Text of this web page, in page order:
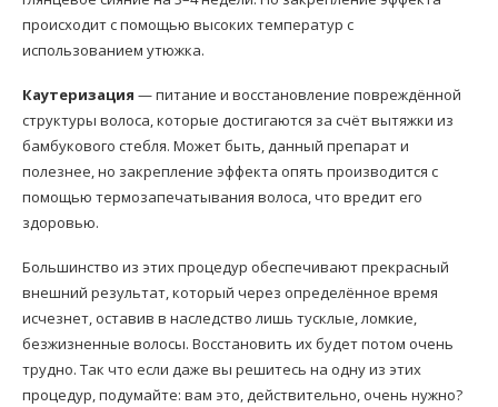
происходит с помощью высоких температур с
использованием утюжка.
Каутеризация — питание и восстановление повреждённой
структуры волоса, которые достигаются за счёт вытяжки из
бамбукового стебля. Может быть, данный препарат и
полезнее, но закрепление эффекта опять производится с
помощью термозапечатывания волоса, что вредит его
здоровью.
Большинство из этих процедур обеспечивают прекрасный
внешний результат, который через определённое время
исчезнет, оставив в наследство лишь тусклые, ломкие,
безжизненные волосы. Восстановить их будет потом очень
трудно. Так что если даже вы решитесь на одну из этих
процедур, подумайте: вам это, действительно, очень нужно?